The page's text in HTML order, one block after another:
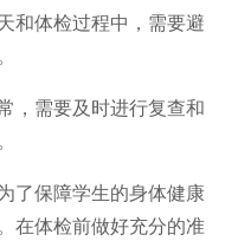
体检过程中，需要避
需要及时进行复查和
保障学生的身体健康
在体检前做好充分的准